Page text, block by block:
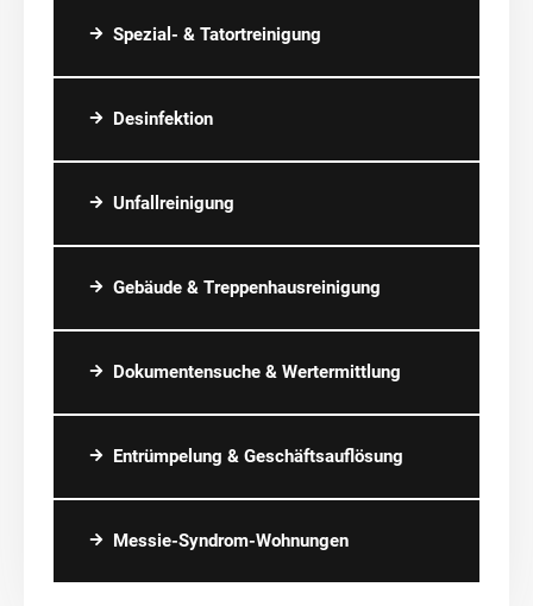
Spezial- & Tatortreinigung
Desinfektion
Unfallreinigung
Gebäude & Treppenhausreinigung
Dokumentensuche & Wertermittlung
Entrümpelung & Geschäftsauflösung
Messie-Syndrom-Wohnungen